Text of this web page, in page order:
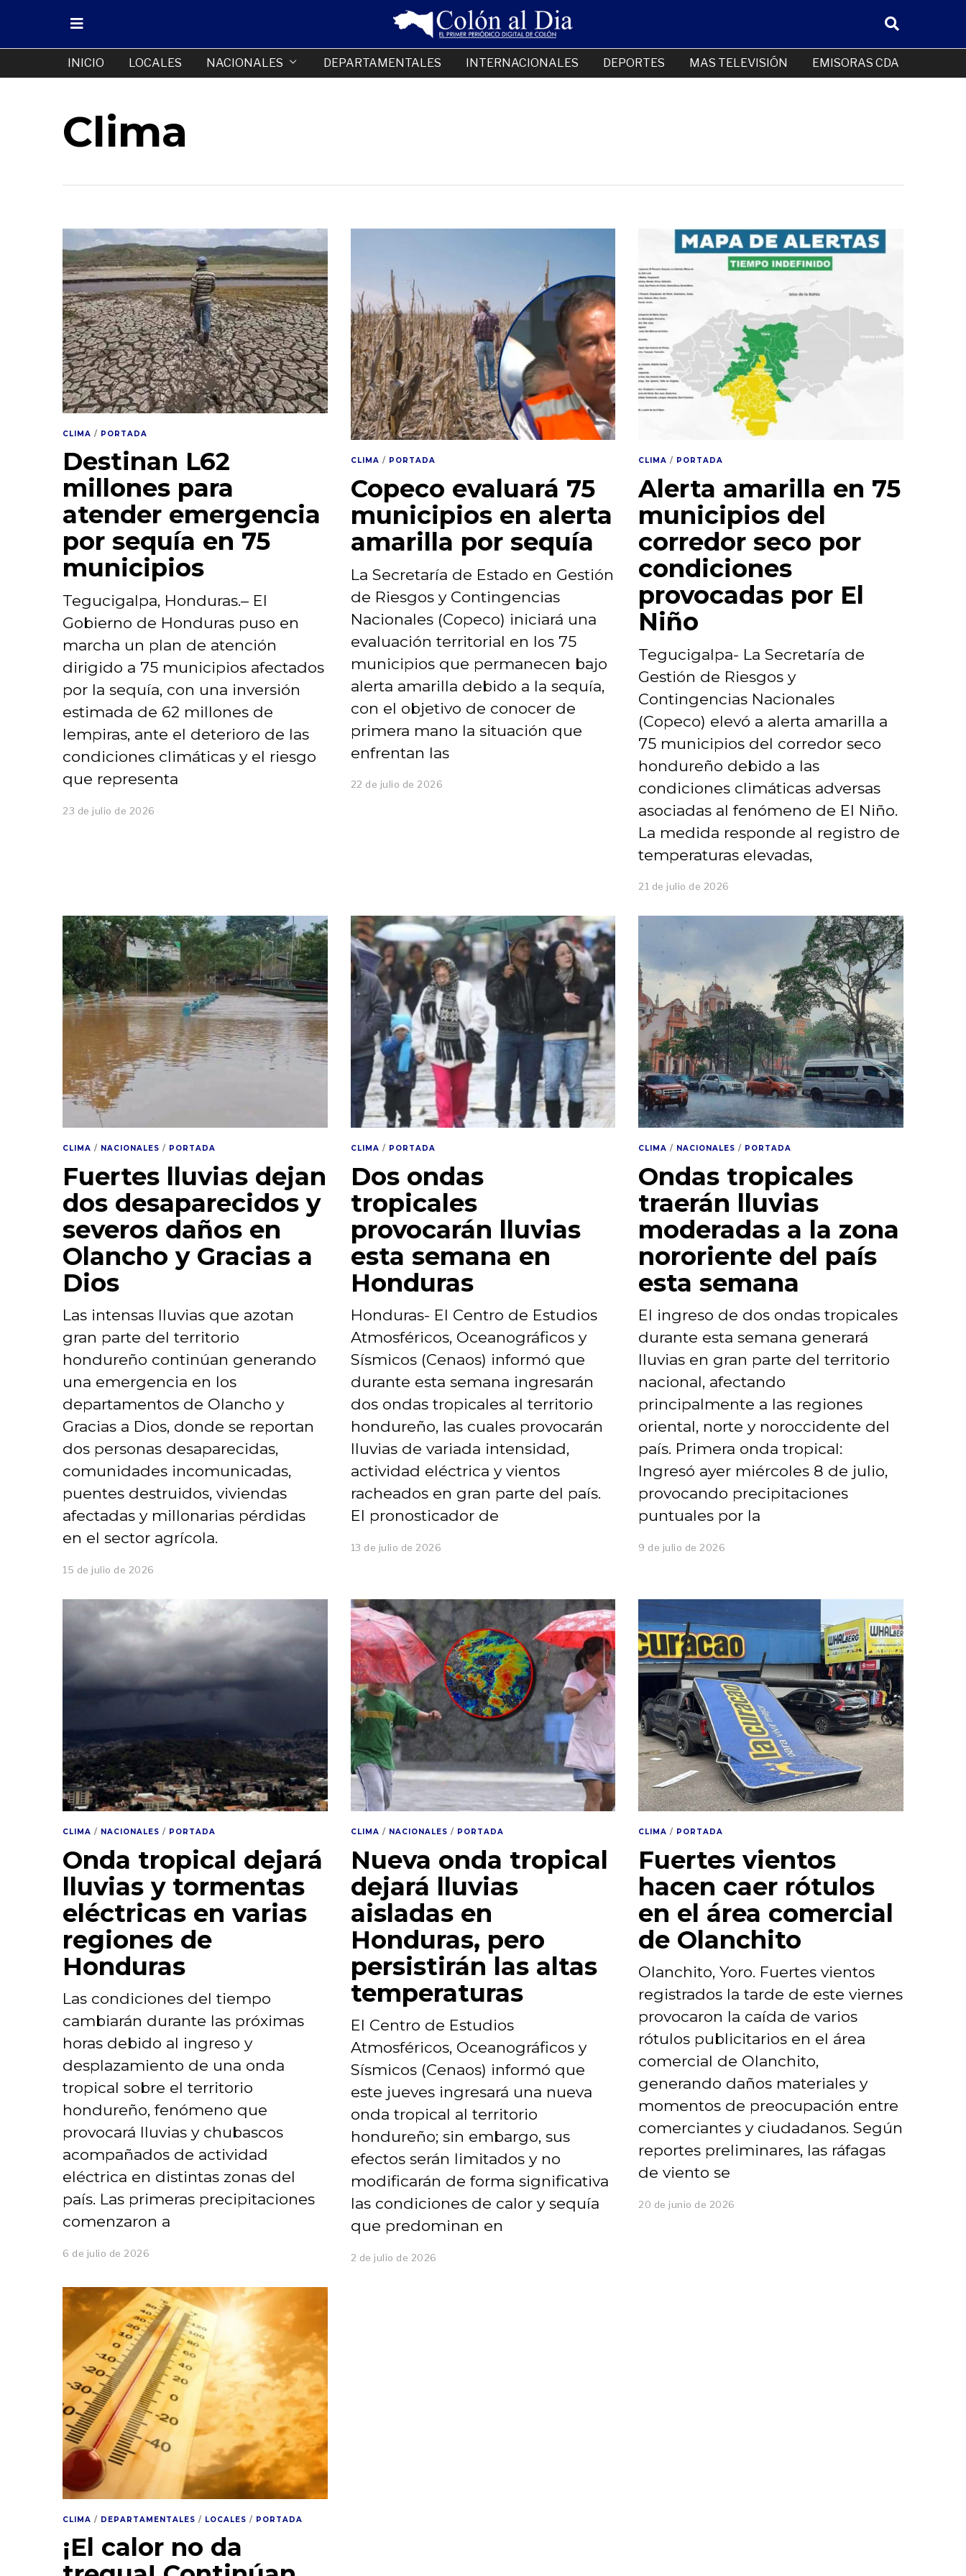
INICIO LOCALES NACIONALES DEPARTAMENTALES INTERNACIONALES DEPORTES MAS TELEVISIÓN EMISORAS CDA
Clima
CLIMA / PORTADA
Destinan L62
millones para
atender emergencia
por sequía en 75
municipios
Tegucigalpa, Honduras.– El
Gobierno de Honduras puso en
marcha un plan de atención
dirigido a 75 municipios afectados
por la sequía, con una inversión
estimada de 62 millones de
lempiras, ante el deterioro de las
condiciones climáticas y el riesgo
que representa
23 de julio de 2026
CLIMA / PORTADA
Copeco evaluará 75
municipios en alerta
amarilla por sequía
La Secretaría de Estado en Gestión
de Riesgos y Contingencias
Nacionales (Copeco) iniciará una
evaluación territorial en los 75
municipios que permanecen bajo
alerta amarilla debido a la sequía,
con el objetivo de conocer de
primera mano la situación que
enfrentan las
22 de julio de 2026
CLIMA / PORTADA
Alerta amarilla en 75
municipios del
corredor seco por
condiciones
provocadas por El
Niño
Tegucigalpa- La Secretaría de
Gestión de Riesgos y
Contingencias Nacionales
(Copeco) elevó a alerta amarilla a
75 municipios del corredor seco
hondureño debido a las
condiciones climáticas adversas
asociadas al fenómeno de El Niño.
La medida responde al registro de
temperaturas elevadas,
21 de julio de 2026
CLIMA / NACIONALES / PORTADA
Fuertes lluvias dejan
dos desaparecidos y
severos daños en
Olancho y Gracias a
Dios
Las intensas lluvias que azotan
gran parte del territorio
hondureño continúan generando
una emergencia en los
departamentos de Olancho y
Gracias a Dios, donde se reportan
dos personas desaparecidas,
comunidades incomunicadas,
puentes destruidos, viviendas
afectadas y millonarias pérdidas
en el sector agrícola.
15 de julio de 2026
CLIMA / PORTADA
Dos ondas
tropicales
provocarán lluvias
esta semana en
Honduras
Honduras- El Centro de Estudios
Atmosféricos, Oceanográficos y
Sísmicos (Cenaos) informó que
durante esta semana ingresarán
dos ondas tropicales al territorio
hondureño, las cuales provocarán
lluvias de variada intensidad,
actividad eléctrica y vientos
racheados en gran parte del país.
El pronosticador de
13 de julio de 2026
CLIMA / NACIONALES / PORTADA
Ondas tropicales
traerán lluvias
moderadas a la zona
nororiente del país
esta semana
El ingreso de dos ondas tropicales
durante esta semana generará
lluvias en gran parte del territorio
nacional, afectando
principalmente a las regiones
oriental, norte y noroccidente del
país. Primera onda tropical:
Ingresó ayer miércoles 8 de julio,
provocando precipitaciones
puntuales por la
9 de julio de 2026
CLIMA / NACIONALES / PORTADA
Onda tropical dejará
lluvias y tormentas
eléctricas en varias
regiones de
Honduras
Las condiciones del tiempo
cambiarán durante las próximas
horas debido al ingreso y
desplazamiento de una onda
tropical sobre el territorio
hondureño, fenómeno que
provocará lluvias y chubascos
acompañados de actividad
eléctrica en distintas zonas del
país. Las primeras precipitaciones
comenzaron a
6 de julio de 2026
CLIMA / NACIONALES / PORTADA
Nueva onda tropical
dejará lluvias
aisladas en
Honduras, pero
persistirán las altas
temperaturas
El Centro de Estudios
Atmosféricos, Oceanográficos y
Sísmicos (Cenaos) informó que
este jueves ingresará una nueva
onda tropical al territorio
hondureño; sin embargo, sus
efectos serán limitados y no
modificarán de forma significativa
las condiciones de calor y sequía
que predominan en
2 de julio de 2026
CLIMA / PORTADA
Fuertes vientos
hacen caer rótulos
en el área comercial
de Olanchito
Olanchito, Yoro. Fuertes vientos
registrados la tarde de este viernes
provocaron la caída de varios
rótulos publicitarios en el área
comercial de Olanchito,
generando daños materiales y
momentos de preocupación entre
comerciantes y ciudadanos. Según
reportes preliminares, las ráfagas
de viento se
20 de junio de 2026
CLIMA / DEPARTAMENTALES / LOCALES / PORTADA
¡El calor no da